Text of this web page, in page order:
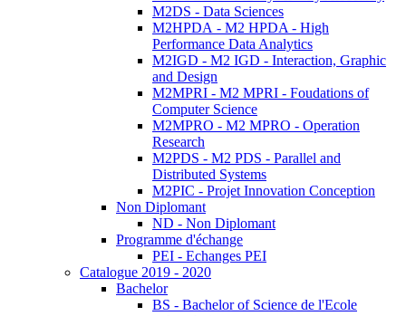
M2DS - Data Sciences
M2HPDA - M2 HPDA - High
Performance Data Analytics
M2IGD - M2 IGD - Interaction, Graphic
and Design
M2MPRI - M2 MPRI - Foudations of
Computer Science
M2MPRO - M2 MPRO - Operation
Research
M2PDS - M2 PDS - Parallel and
Distributed Systems
M2PIC - Projet Innovation Conception
Non Diplomant
ND - Non Diplomant
Programme d'échange
PEI - Echanges PEI
Catalogue 2019 - 2020
Bachelor
BS - Bachelor of Science de l'Ecole